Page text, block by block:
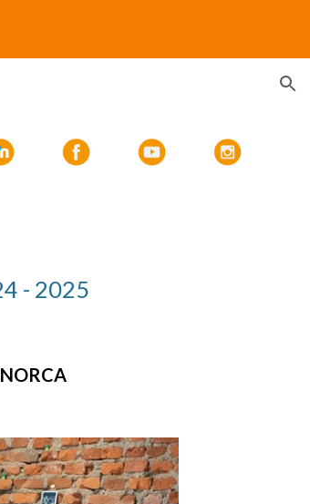
4 - 2025